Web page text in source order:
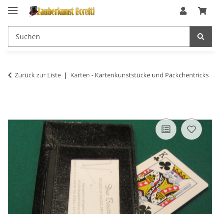
Zurück zur Liste Karten - Kartenkunststücke und Päckchentricks